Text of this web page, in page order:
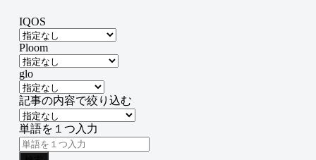
IQOS
Ploom
glo
記事の内容で絞り込む
単語を１つ入力